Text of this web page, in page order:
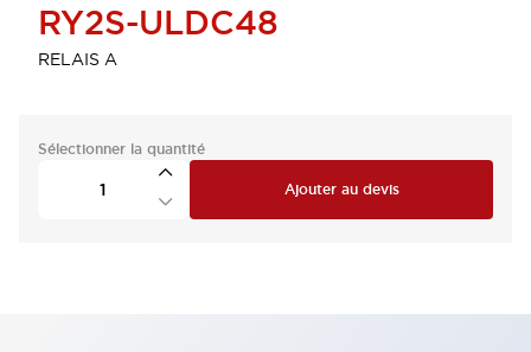
RY2S-ULDC48
RELAIS A
Sélectionner la quantité
Ajouter au devis